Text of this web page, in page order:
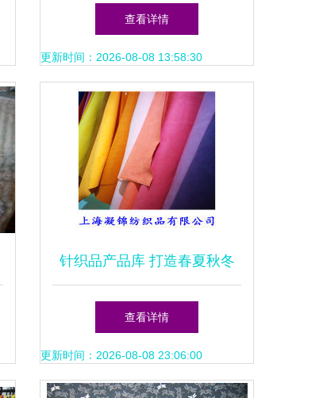
品inaul及针织品
查看详情
更新时间：2026-08-08 13:58:30
针织品产品库 打造春夏秋冬
的舒适魅力
查看详情
更新时间：2026-08-08 23:06:00